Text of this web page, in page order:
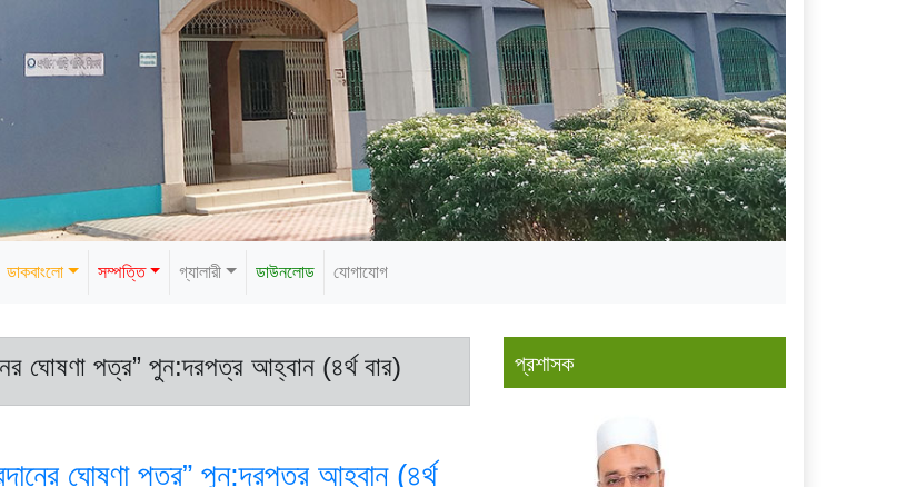
ডাকবাংলো সম্পত্তি গ্যালারী ডাউনলোড যোগাযোগ
ঘোষণা পত্র” পুন:দরপত্র আহ্বান (৪র্থ বার)
ঘোষণা পত্র” পুন:দরপত্র আহ্বান (৪র্থ
প্রশাসক